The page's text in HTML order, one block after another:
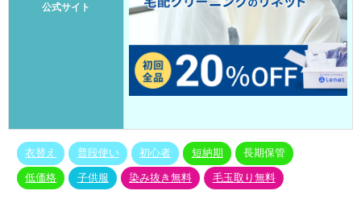
公式サイト
衣替え 普段使い 初心者 短納期 長期保管
低価格 子供服 染み抜き無料 毛玉取り無料